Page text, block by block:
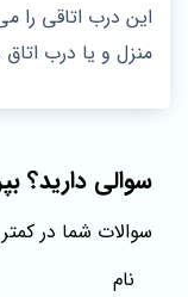
این درب اتاقی را
منزل و یا درب اتاق
سوالی دارید؟
سوالات شما در کمتر از 24 ساعت پاسخ داده
نام